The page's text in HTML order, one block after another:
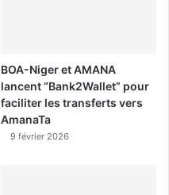
BOA-Niger et AMANA
lancent “Bank2Wallet” pour
faciliter les transferts vers
AmanaTa
9 février 2026